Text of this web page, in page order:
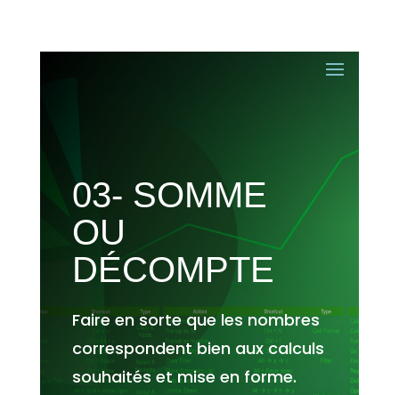
03- SOMME
OU
DÉCOMPTE
Faire en sorte que les nombres
correspondent bien aux calculs
souhaités et mise en forme.